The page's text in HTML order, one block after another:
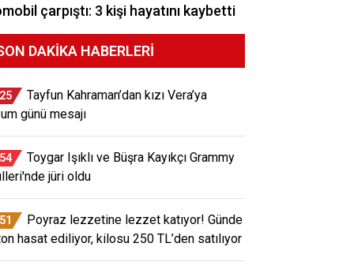
çarpıştı: 3 kişi hayatını kaybetti
DAKIKA HABERLERI
Tayfun Kahraman’dan kızı Vera’ya
günü mesajı
Toygar Işıklı ve Büşra Kayıkçı Grammy
jüri oldu
Poyraz lezzetine lezzet katıyor! Günde
hasat ediliyor, kilosu 250 TL’den satılıyor